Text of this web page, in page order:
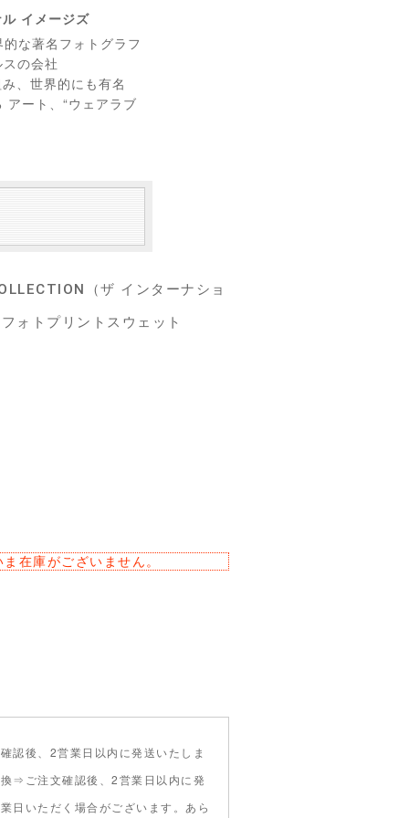
イメージズ
な著名フォトグラフ
の会社
、世界的にも有名
アート、“ウェアラブ
（ザ インターナショ
トプリントスウェット
在庫がございません。
認後、2営業日以内に発送いたしま
⇒ご注文確認後、2営業日以内に発
日いただく場合がございます。あら